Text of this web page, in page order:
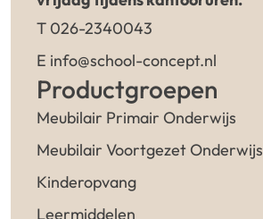
T 026-2340043
E info@school-concept.nl
Productgroepen
Meubilair Primair Onderwijs
Meubilair Voortgezet Onderwijs
Kinderopvang
Leermiddelen